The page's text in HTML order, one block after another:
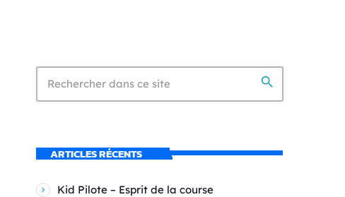
search
ARTICLES RÉCENTS
Kid Pilote – Esprit de la course